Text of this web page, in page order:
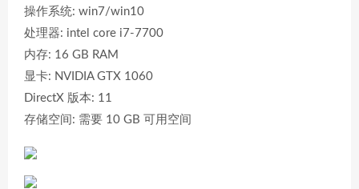
操作系统: win7/win10
处理器: intel core i7-7700
内存: 16 GB RAM
显卡: NVIDIA GTX 1060
DirectX 版本: 11
存储空间: 需要 10 GB 可用空间